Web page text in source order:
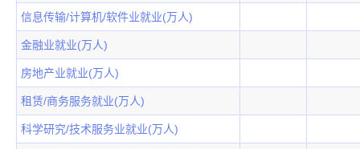
信息传输/计算机/软件业就业(万人)
金融业就业(万人)
房地产业就业(万人)
租赁/商务服务就业(万人)
科学研究/技术服务业就业(万人)